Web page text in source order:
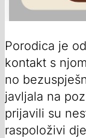
Porodica je
kontakt s
no
javljala na
prijavili su
raspoloživi